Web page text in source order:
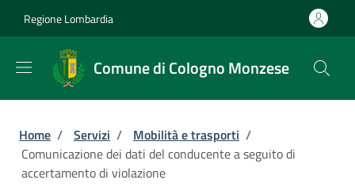
Regione Lombardia
Comune di Cologno Monzese
Briciole di pane
Home / Servizi / Mobilità e trasporti /
Comunicazione dei dati del conducente a seguito di
accertamento di violazione